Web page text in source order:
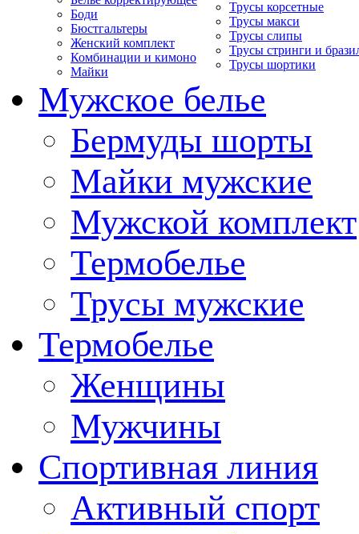
Боди
Бюстгальтеры
Женский комплект
Комбинации и кимоно
Майки
Трусы корсетные
Трусы макси
Трусы слипы
Трусы стринги и
Трусы шортики
Мужское белье
Бермуды шорты
Майки мужские
Мужской комплект
Термобелье
Трусы мужские
Термобелье
Женщины
Мужчины
Спортивная линия
Активный спорт